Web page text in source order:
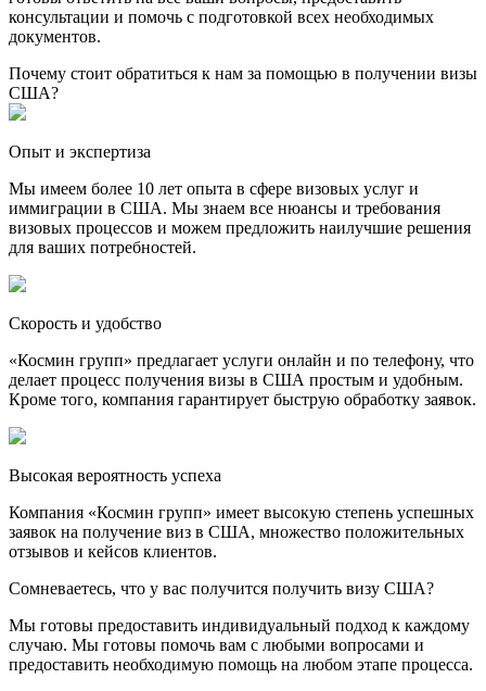
консультации и помочь с подготовкой всех необходимых
документов.
Почему стоит обратиться к нам за помощью в получении визы
США?
Опыт и экспертиза
Мы имеем более 10 лет опыта в сфере визовых услуг и
иммиграции в США. Мы знаем все нюансы и требования
визовых процессов и можем предложить наилучшие решения
для ваших потребностей.
Скорость и удобство
«Космин групп» предлагает услуги онлайн и по телефону, что
делает процесс получения визы в США простым и удобным.
Кроме того, компания гарантирует быструю обработку заявок.
Высокая вероятность успеха
Компания «Космин групп» имеет высокую степень успешных
заявок на получение виз в США, множество положительных
отзывов и кейсов клиентов.
Сомневаетесь, что у вас получится получить визу США?
Мы готовы предоставить индивидуальный подход к каждому
случаю. Мы готовы помочь вам с любыми вопросами и
предоставить необходимую помощь на любом этапе процесса.